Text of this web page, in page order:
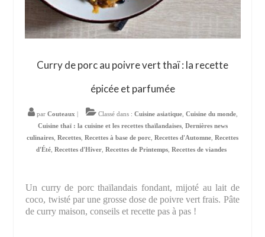
Curry de porc au poivre vert thaï : la recette
épicée et parfumée
par Couteaux Classé dans : Cuisine asiatique, Cuisine du monde,
Cuisine thaï : la cuisine et les recettes thaïlandaises, Dernières news
culinaires Recettes Recettes à base de porc Recettes d'Automne Recettes
d'Été, Recettes d'Hiver, Recettes de Printemps, Recettes de viandes
Un curry de porc thaïlandais fondant, mijoté au lait de
coco, twisté par une grosse dose de poivre vert frais. Pâte
de curry maison, conseils et recette pas à pas !